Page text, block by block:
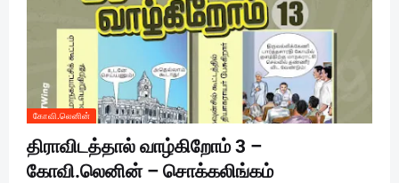
கோவி.லெனின்
திராவிடத்தால் வாழ்கிறோம் 3 –
கோவி.லெனின் – சொக்கலிங்கம்